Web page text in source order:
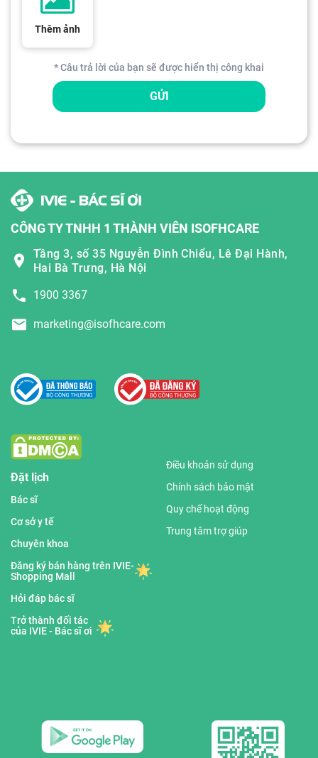
Thêm ảnh
* Câu trả lời của bạn sẽ được hiển thị công khai
GỬI
CÔNG TY TNHH 1 THÀNH VIÊN ISOFHCARE
Tầng 3, số 35 Nguyễn Đình Chiểu, Lê Đại Hành,
Hai Bà Trưng, Hà Nội
1900 3367
marketing@isofhcare.com
Đặt lịch
Bác sĩ
Cơ sở y tế
Chuyên khoa
Đăng ký bán hàng trên IVIE-
Shopping Mall
Hỏi đáp bác sĩ
Trở thành đối tác
của IVIE - Bác sĩ ơi
Điều khoản sử dụng
Chính sách bảo mật
Quy chế hoạt động
Trung tâm trợ giúp